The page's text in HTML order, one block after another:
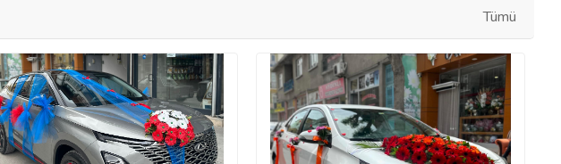
Tümü